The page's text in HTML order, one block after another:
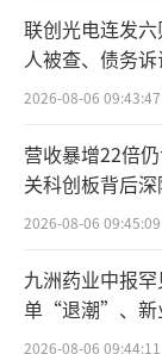
▲历年指基
这是一
时间内翻了
这3万多
此外，TMT
占比均超过
联创光电连发
人被查、债务
所曾出具“保留
2026-08-06 09:43:47
营收暴增22倍
关科创板背后
困局
2026-08-06 09:45:09
九洲药业中报
单“退潮”、新
难关待闯
2026-08-06 09:44:11